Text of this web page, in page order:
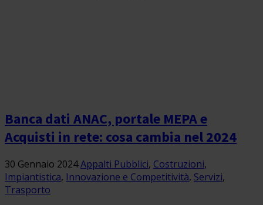
Banca dati ANAC, portale MEPA e
Acquisti in rete: cosa cambia nel 2024
30 Gennaio 2024Appalti Pubblici, Costruzioni,
Impiantistica, Innovazione e Competitività, Servizi,
Trasporto